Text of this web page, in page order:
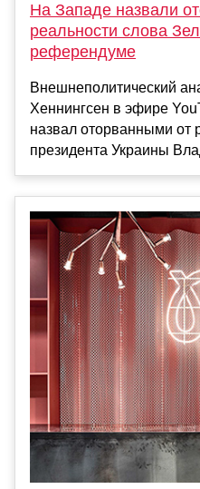
На Западе назвали
реальности слова
референдуме
Внешнеполитический
Хеннингсен в эфире
назвал оторванными от
президента Украины